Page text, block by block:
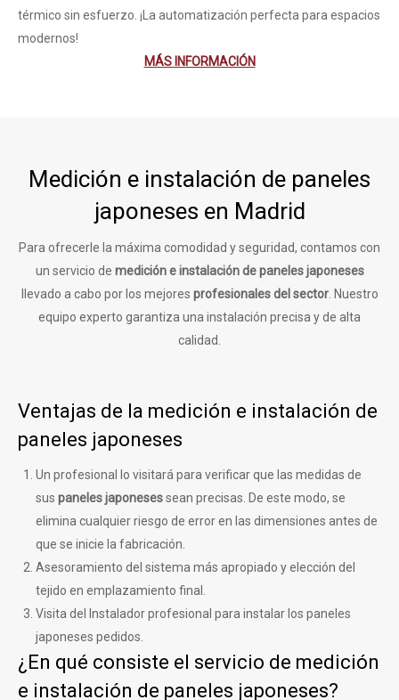
térmico sin esfuerzo. ¡La automatización perfecta para espacios
modernos!
MÁS INFORMACIÓN
Medición e instalación de paneles
japoneses en Madrid
Para ofrecerle la máxima comodidad y seguridad, contamos con
un servicio de medición e instalación de paneles japoneses
llevado a cabo por los mejores profesionales del sector. Nuestro
equipo experto garantiza una instalación precisa y de alta
calidad.
Ventajas de la medición e instalación de
paneles japoneses
Un profesional lo visitará para verificar que las medidas de
sus paneles japonesessean precisas. De este modo, se
elimina cualquier riesgo de error en las dimensiones antes de
que se inicie la fabricación.
Asesoramiento del sistema más apropiado y elección del
tejido en emplazamiento final.
Visita del Instalador profesional para instalar los paneles
japoneses pedidos.
¿En qué consiste el servicio de medición
e instalación de paneles japoneses?